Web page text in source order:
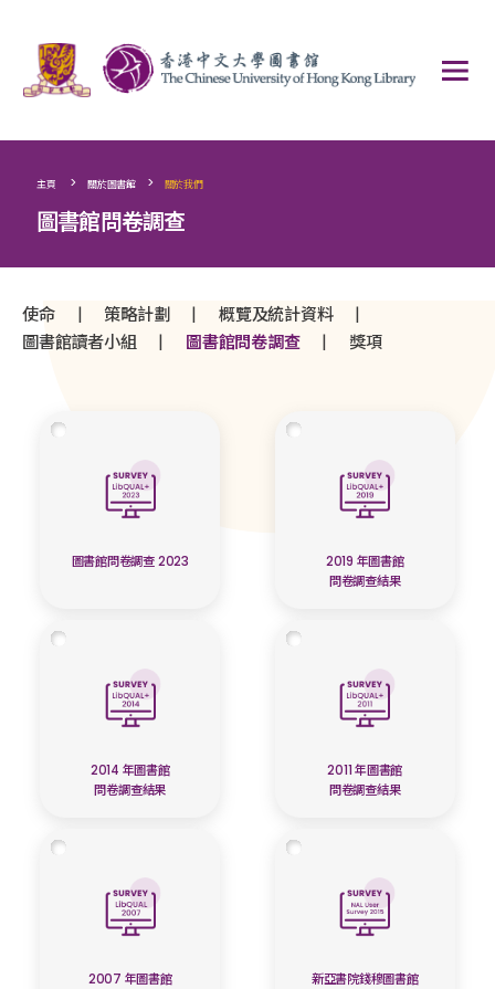
主頁 > 關於圖書館 > 關於我們
圖書館問卷調查
使命 | 策略計劃 | 概覽及統計資料 |
圖書館讀者小組 | 圖書館問卷調查 | 獎項
圖書館問卷調查 2023
2019 年圖書館
問卷調查結果
2014 年圖書館
問卷調查結果
2011 年圖書館
問卷調查結果
2007 年圖書館
新亞書院錢穆圖書館